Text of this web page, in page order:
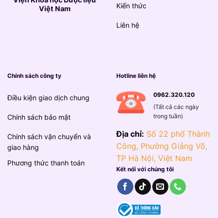
Việt Nam
Kiến thức
Liên hệ
Chính sách công ty
Điều kiện giao dịch chung
Chính sách bảo mật
Chính sách vận chuyển và
giao hàng
Phương thức thanh toán
Hotline liên hệ
0962.320.120
(Tất cả các ngày
trong tuần)
Địa chỉ: Số 22 phố Thành
Công, Phường Giảng Võ,
TP Hà Nội, Việt Nam
Kết nối với chúng tôi